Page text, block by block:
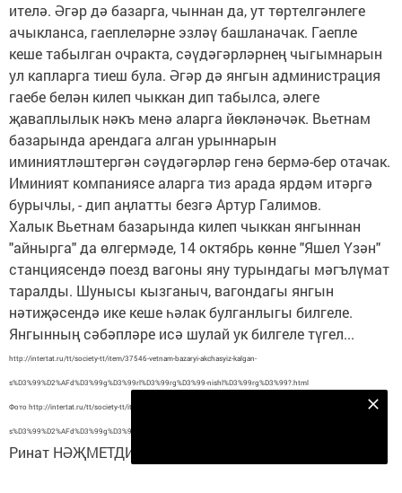
ителә. Әгәр дә базарга, чыннан да, ут төртелгәнлеге
ачыкланса, гаеплеләрне эзләү башланачак. Гаепле
кеше табылган очракта, сәүдәгәрләрнең чыгымнарын
ул капларга тиеш була. Әгәр дә янгын администрация
гаебе белән килеп чыккан дип табылса, әлеге
җаваплылык нәкъ менә аларга йөкләнәчәк. Вьетнам
базарында арендага алган урыннарын
иминиятләштергән сәүдәгәрләр генә бермә-бер отачак.
Иминият компаниясе аларга тиз арада ярдәм итәргә
бурычлы, - дип аңлатты безгә Артур Галимов.
Халык Вьетнам базарында килеп чыккан янгыннан
"айнырга" да өлгермәде, 14 октябрь көнне "Яшел Үзән"
станциясендә поезд вагоны яну турындагы мәгълүмат
таралды. Шунысы кызганыч, вагондагы янгын
нәтиҗәсендә ике кеше һәлак булганлыгы билгеле.
Янгынның сәбәпләре исә шулай ук билгеле түгел...
http://intertat.ru/tt/society-tt/item/37546-vetnam-bazaryi-akchasyiz-kalgan-
s%D3%99%D2%AFd%D3%99g%D3%99rl%D3%99rg%D3%99-nishl%D3%99rg%D3%99?.html
Фото http://intertat.ru/tt/society-tt/item/37546-vetnam-bazaryi-akchasyiz-kalgan-
s%D3%99%D2%AFd%D3%99g%D3%99rl%D3%99rg%D3%99-nishl%D3%99rg%D3%99?.html
Ринат НӘҖМЕТДИНОВ фотосы